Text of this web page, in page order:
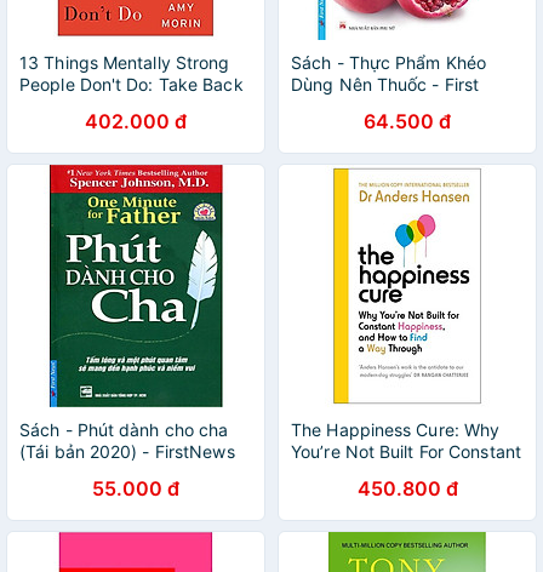
13 Things Mentally Strong
People Don't Do: Take Back
Change, Face Your Fears,
And Train Your Brain For
Happiness And Success
402.000 đ
Sách - Thực Phẩm Khéo
Dùng Nên Thuốc - First
64.500 đ
Sách - Phút dành cho cha
(Tái bản 2020) - FirstNews
55.000 đ
The Happiness Cure: Why
You’re Not Built For Constant
A Way Through
450.800 đ